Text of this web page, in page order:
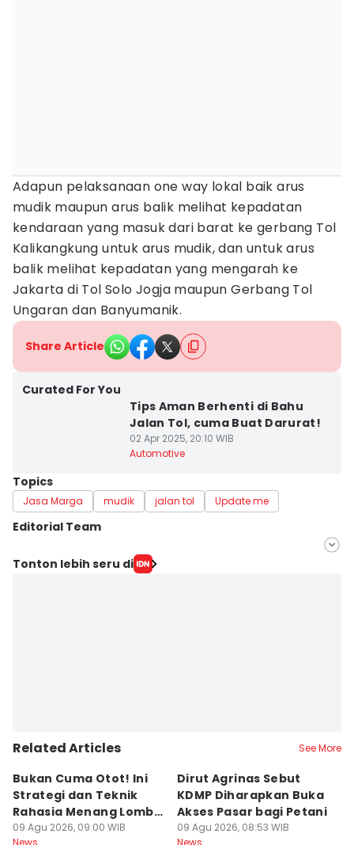
Adapun pelaksanaan one way lokal baik arus
mudik maupun arus balik melihat kepadatan
kendaraan yang masuk dari barat ke gerbang Tol
Kalikangkung untuk arus mudik, dan untuk arus
balik melihat kepadatan yang mengarah ke
Jakarta di Tol Solo Jogja maupun Gerbang Tol
Ungaran dan Banyumanik.
Share Article
Curated For You
Tips Aman Berhenti di Bahu
Jalan Tol, cuma Buat Darurat!
02 Apr 2025, 20:10 WIB
Automotive
Topics
Jasa Marga mudik jalan tol Update me
Editorial Team
Editor
Tonton lebih seru di
Related Articles See More
Bukan Cuma Otot! Ini
Strategi dan Teknik
Rahasia Menang Lomba
Panjat Pinang
09 Agu 2026, 09:00 WIB
News
Dirut Agrinas Sebut
KDMP Diharapkan Buka
Akses Pasar bagi Petani
09 Agu 2026, 08:53 WIB
News